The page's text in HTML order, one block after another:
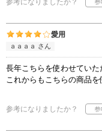
参考になりましたか？
愛用
ａａａａ さん
長年こちらを使わせていた
これからもこちらの商品を
参考になりましたか？